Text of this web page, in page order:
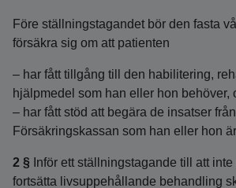
Före ställningstagandet bör den fasta
försäkra sig om att patienten
– har fått tillgång till den habilitering,
hjälpmedel som han eller hon behöver,
– har fått stöd att begära de insatser
Försäkringskassan som han eller hon
2 § Inför ett ställningstagande till att
fortsätta livsuppehållande behandling